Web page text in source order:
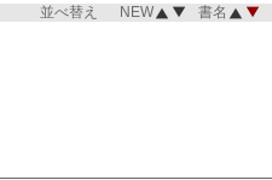
並べ替え NEW 書名